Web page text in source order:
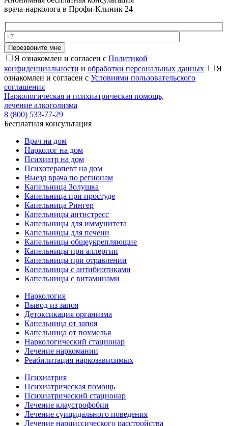
врача-нарколога в Профи-Клиник 24
Перезвоните мне
Я ознакомлен и согласен с Политикой
конфиденциальности и обработки персональных данных
Я
ознакомлен и согласен с Условиями пользовательского
соглашения
Наркологическая и психиатрическая помощь,
лечение алкоголизма
8 (800) 533-77-29
Бесплатная консультация
Врач на дом
Нарколог на дом
Психиатр на дом
Психотерапевт на дом
Выезд врача по регионам
Капельница Золушка
Капельница при простуде
Капельница Рингер
Капельницы антистресс
Капельницы для иммунитета
Капельницы для печени
Капельницы общеукрепляющие
Капельницы при аллергии
Капельницы при отравлении
Капельницы с антибиотиками
Капельницы с витаминами
Наркология
Вывод из запоя
Детоксикация организма
Капельница от запоя
Капельница от похмелья
Наркологический стационар
Лечение наркомании
Реабилитация наркозависимых
Психиатрия
Психиатрическая помощь
Психиатрический стационар
Лечение клаустрофобии
Лечение суицидального поведения
Лечение нарциссического расстройства